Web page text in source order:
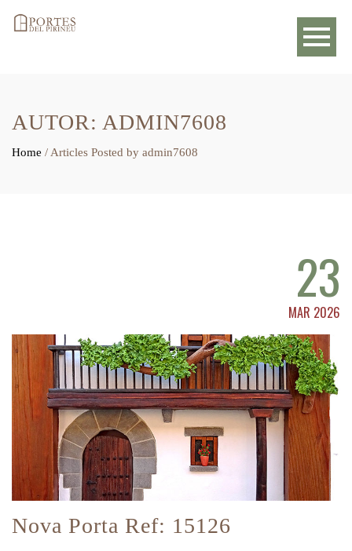
AUTOR: ADMIN7608
Home / Articles Posted by admin7608
23
MAR 2026
Nova Porta Ref: 15126